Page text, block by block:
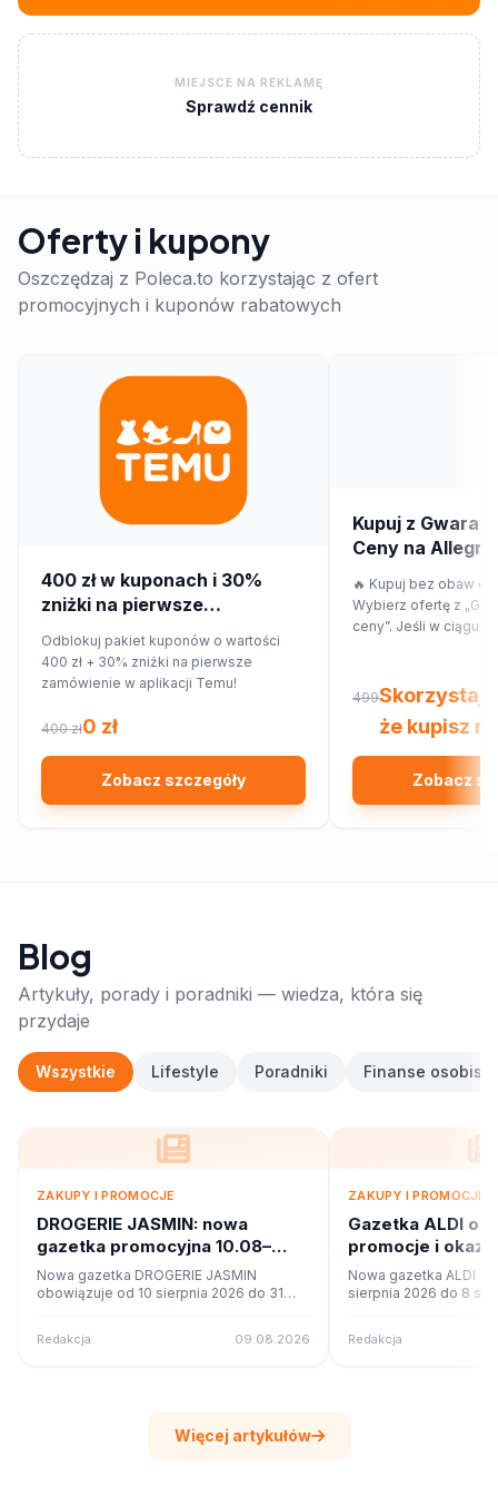
MIEJSCE NA REKLAMĘ
Sprawdź cennik
Oferty i kupony
Oszczędzaj z Poleca.to korzystając z ofert
promocyjnych i kuponów rabatowych
400 zł w kuponach i 30%
zniżki na pierwsze
Odblokuj pakiet kuponów o wartości
400 zł + 30% zniżki na pierwsze
zamówienie w aplikacji Temu!
400 zł0 zł
Zobacz szczegóły
Kupuj z
Ceny na
🔥 Kupuj bez obaw o
Wybierz ofertę z
ceny”. Jeśli w ciągu
różnicy w cenie w
499Skorzystaj
że kupisz
Zobacz
Blog
Artykuły, porady i poradniki — wiedza, która się
przydaje
Wszystkie Lifestyle Poradniki Finanse osobiste
ZAKUPY I PROMOCJE
DROGERIE JASMIN: nowa
gazetka promocyjna 10.08–
31.08.2026. Co w ofercie?
Nowa gazetka DROGERIE JASMIN
obowiązuje od 10 sierpnia 2026 do 31
Redakcja 09.08.2026
ZAKUPY I PROMOCJE
Gazetka ALDI
promocje i
Nowa gazetka ALDI
sierpnia 2026 do 8
Redakcja
Więcej artykułów